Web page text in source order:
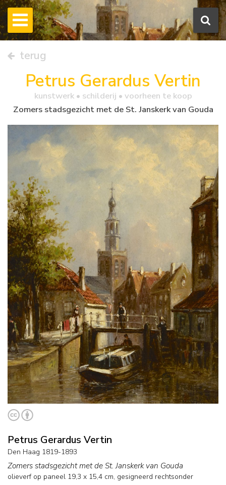
terug
Petrus Gerardus Vertin
kunstwerk • schilderij • voorheen te koop
Zomers stadsgezicht met de St. Janskerk van Gouda
Petrus Gerardus Vertin
Den Haag 1819-1893
Zomers stadsgezicht met de St. Janskerk van Gouda
olieverf op paneel 19,3 x 15,4 cm, gesigneerd rechtsonder